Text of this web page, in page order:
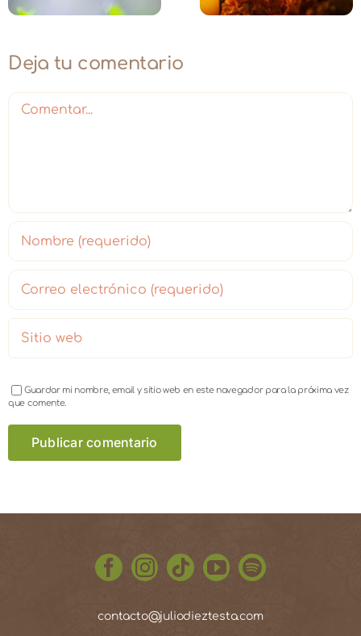
Deja tu comentario
Comentar
Guardar mi nombre, email y sitio web en este navegador para la próxima vez
que comente.
contacto@juliodieztesta.com